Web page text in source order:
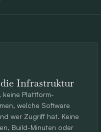
Infrastruktur
keine Plattform-
welche Software
wer Zugriff hat. Keine
Build-Minuten oder